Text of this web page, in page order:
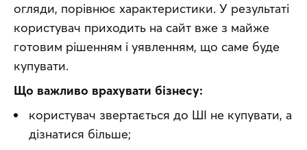
огляди, порівнює характеристики. У результаті
користувач приходить на сайт вже з майже
готовим рішенням і уявленням, що саме буде
купувати.
Що важливо врахувати бізнесу:
користувач звертається до ШІ не купувати, а
дізнатися більше;